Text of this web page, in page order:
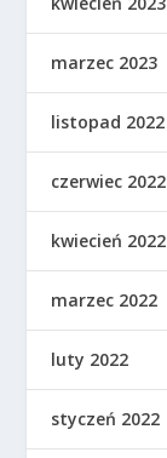
marzec 2023
listopad 2022
czerwiec 2022
kwiecień 2022
marzec 2022
luty 2022
styczeń 2022